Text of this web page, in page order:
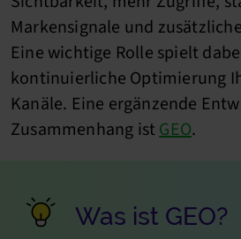
Markensignale und
Eine wichtige Rolle spielt
kontinuierliche Optimierung
Kanäle. Eine ergänzende
Zusammenhang istGEO.
Was ist GEO?